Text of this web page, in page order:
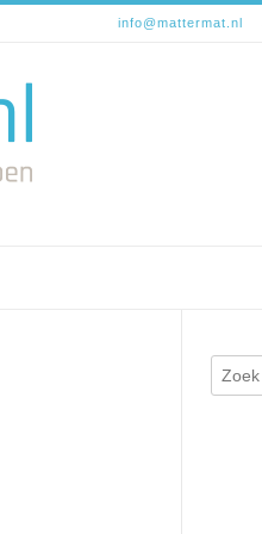
info@mattermat.nl